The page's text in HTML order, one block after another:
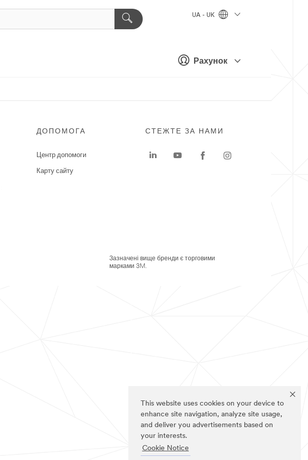
This website uses cookies on your device to
enhance site navigation, analyze site usage,
and deliver you advertisements based on
your interests.
Cookie Notice
Рахунок
UA - UK
ДОПОМОГА
Центр допомоги
Карту сайту
СТЕЖТЕ ЗА НАМИ
Зазначені вище бренди є торговими
марками 3M.